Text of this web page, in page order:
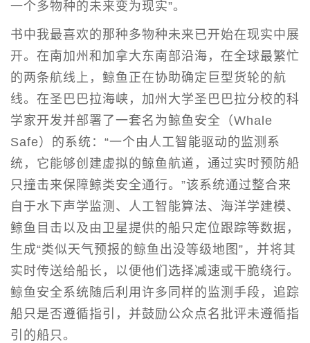
一个多物种的未来变为现实”。
书中我最喜欢的那种多物种未来已开始在现实中展
开。在南加州和加拿大东南部沿海，在全球最繁忙
的两条航线上，鲸鱼正在协助确定巨型货轮的航
线。在圣巴巴拉海峡，加州大学圣巴巴拉分校的科
学家开发并部署了一套名为鲸鱼安全（Whale
Safe）的系统：“一个由人工智能驱动的监测系
统，它能够创建虚拟的鲸鱼航道，通过实时预防船
只撞击来保障鲸类安全通行。”该系统通过整合来
自于水下声学监测、人工智能算法、海洋学建模、
鲸鱼目击以及由卫星提供的船只定位跟踪等数据，
生成“类似天气预报的鲸鱼出没等级地图”，并将其
实时传送给船长，以便他们选择减速或干脆绕行。
鲸鱼安全系统随后利用许多同样的监测手段，追踪
船只是否遵循指引，并鼓励公众点名批评未遵循指
引的船只。